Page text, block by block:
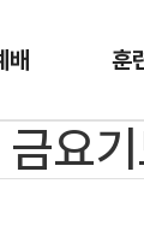
배 훈
요기